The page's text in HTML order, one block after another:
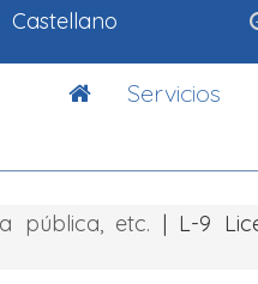
Castellano
Servicios